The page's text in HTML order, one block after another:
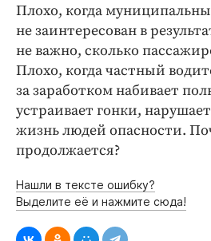
Плохо, когда
не заинтересован в
не важно, сколько
Плохо, когда частный
за заработком набивает
устраивает гонки,
жизнь людей опасности.
продолжается?
Нашли в тексте ошибку?
Выделите её и нажмите сюда!